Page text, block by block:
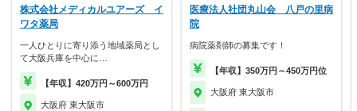
株式会社メディカルユアーズ イ
ワタ薬局
一人ひとりに寄り添う地域薬局とし
て大阪兵庫を中心に…
【年収】420万円～600万円
大阪府 東大阪市
医療法人社団丸山会 八戸の里病
院
病院薬剤師の募集です！
【年収】350万円～450万円位
大阪府 東大阪市